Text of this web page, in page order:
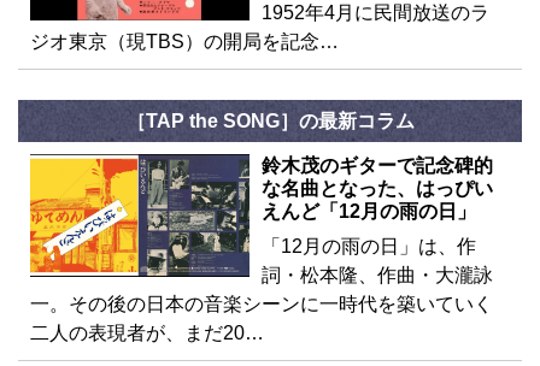
1952年4月に民間放送のラ
ジオ東京（現TBS）の開局を記念…
［TAP the SONG］の最新コラム
鈴木茂のギターで記念碑的
な名曲となった、はっぴい
えんど「12月の雨の日」
「12月の雨の日」は、作
詞・松本隆、作曲・大瀧詠
一。その後の日本の音楽シーンに一時代を築いていく
二人の表現者が、まだ20…